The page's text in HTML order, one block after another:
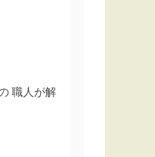
職人が解